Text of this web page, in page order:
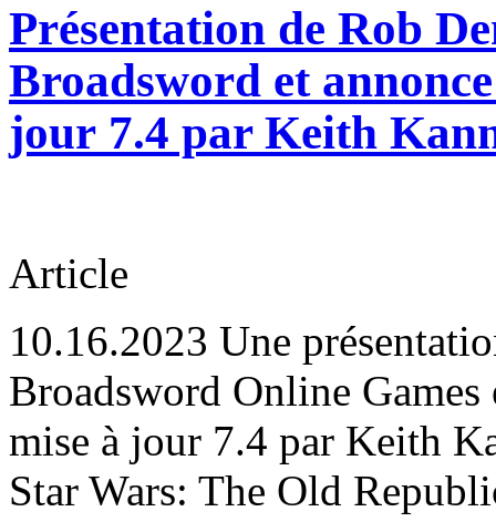
Présentation de Rob
Broadsword et
jour 7.4 par Keith
Article
10.16.2023 Une
Broadsword Online
mise à jour 7.4 par Keith
Star Wars: The Old